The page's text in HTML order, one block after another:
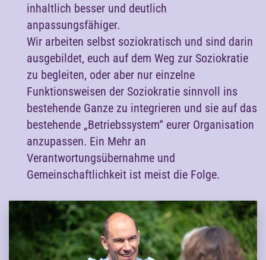
inhaltlich besser und deutlich
anpassungsfähiger.
Wir arbeiten selbst soziokratisch und sind darin
ausgebildet, euch auf dem Weg zur Soziokratie
zu begleiten, oder aber nur einzelne
Funktionsweisen der Soziokratie sinnvoll ins
bestehende Ganze zu integrieren und sie auf das
bestehende „Betriebssystem“ eurer Organisation
anzupassen. Ein Mehr an
Verantwortungsübernahme und
Gemeinschaftlichkeit ist meist die Folge.